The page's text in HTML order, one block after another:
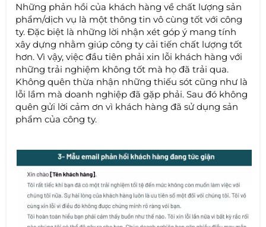
Những phản hồi của khách hàng về chất lượng sản
phẩm/dịch vụ là một thông tin vô cùng tốt với công
ty. Đặc biệt là những lời nhận xét góp ý mang tính
xây dựng nhằm giúp công ty cải tiến chất lượng tốt
hơn. Vì vậy, việc đầu tiên phải xin lỗi khách hàng với
những trải nghiệm không tốt mà họ đã trải qua.
Không quên thừa nhận những thiếu sót cũng như là
lỗi lầm mà doanh nghiệp đã gặp phải. Sau đó không
quên gửi lời cảm ơn vì khách hàng đã sử dụng sản
phẩm của công ty.